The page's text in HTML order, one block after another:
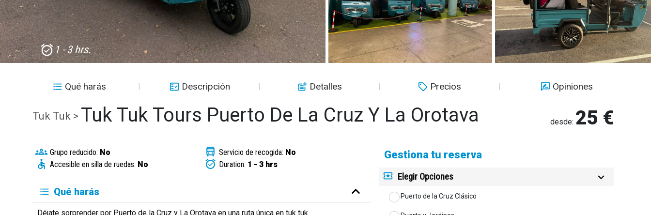
1 - 3 hrs.
Qué harás Descripción Detalles Precios Opiniones
Tuk Tuk > Tuk Tuk Tours Puerto De La Cruz Y La Orotava desde: 25 €
Grupo reducido: No Servicio de recogida: No
Accesible en silla de ruedas: No Duration: 1 - 3 hrs
Qué harás
Déjate sorprender por Puerto de la Cruz y La Orotava en una ruta única en tuk tuk
Gestiona tu reserva
Elegir Opciones
Puerto de la Cruz Clásico